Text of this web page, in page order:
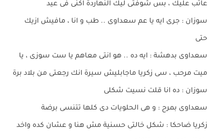
عاتب عليك ، بس شوفتى ليك النهاردة اكنى فى عيد
سوزان : جرى ايه يا عم سعداوى .. طب و انا ، مافيش ازيك
حتى
سعداوى بدهشة : ايه ده .. هو انتى معاهم يا ست سوزى ، يا
ميت مرحب ، سى زكريا ماجابليش سيرة انك رجعتى من بلاد برة
سوزان : ده انا قلت نسيت شكلى
سعداوى بمرح : و هى الحلويات دى كلها تتنسى برضة
زكريا ضاحكا : شكل خالتى حسنية مش هنا و عشان كده واخد